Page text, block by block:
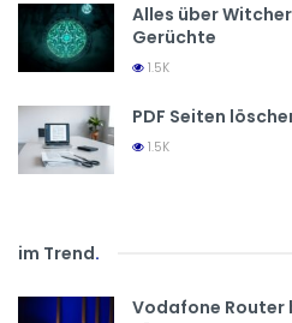
Alles über
Gerüchte
1.5K
PDF Seiten
1.5K
im Trend.
Vodafone Router